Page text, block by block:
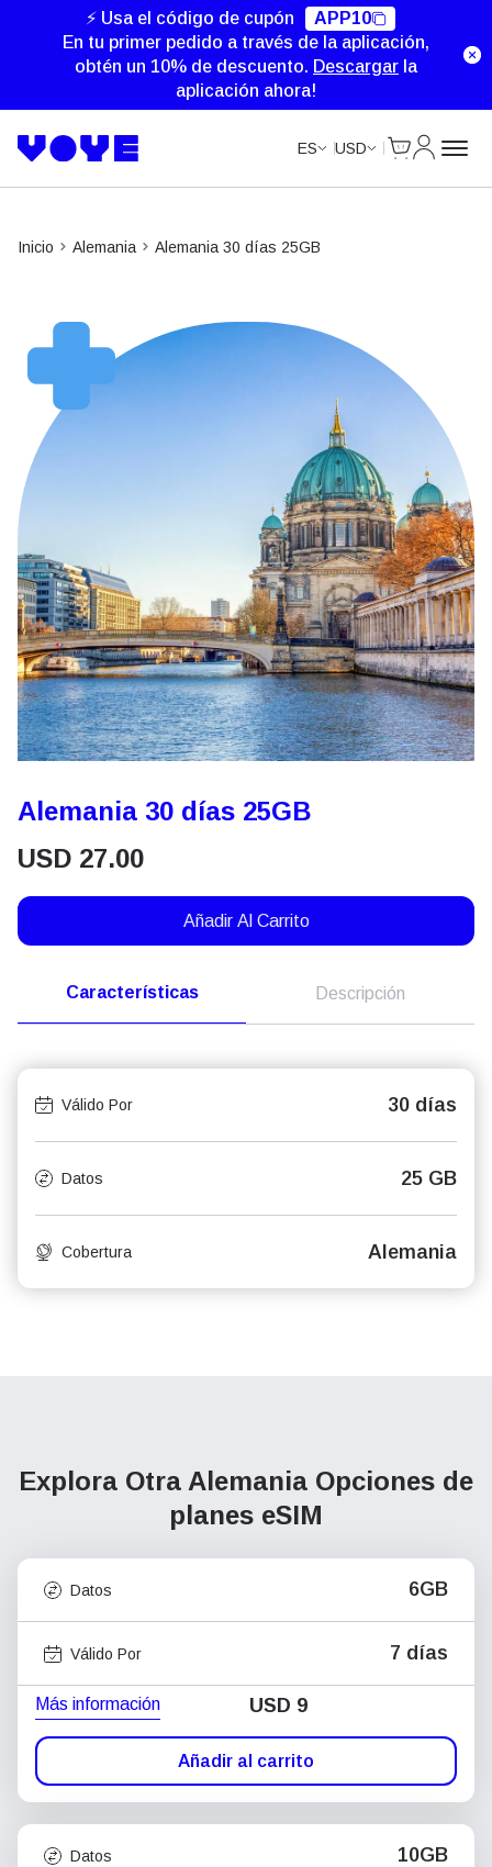
⚡ Usa el código de cupón
APP10
En tu primer pedido a través de la aplicación,
obtén un 10% de descuento. Descargar la
aplicación ahora!
ES USD
Inicio Alemania Alemania 30 días 25GB
Alemania 30 días 25GB
USD 27.00
Añadir Al Carrito
Características Descripción
Válido Por 30 días
Datos 25 GB
Cobertura Alemania
Explora Otra Alemania Opciones de
planes eSIM
Datos 6GB
Válido Por 7 días
Más información USD 9
Añadir al carrito
Datos 10GB
Unlimited Data